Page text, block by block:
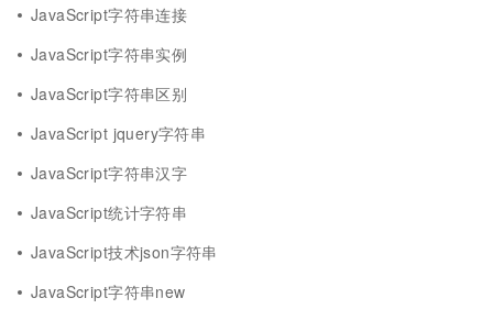
JavaScript字符串连接
JavaScript字符串实例
JavaScript字符串区别
JavaScript jquery字符串
JavaScript字符串汉字
JavaScript统计字符串
JavaScript技术json字符串
JavaScript字符串new